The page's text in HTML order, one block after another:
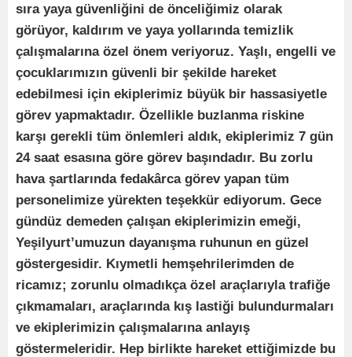
sıra yaya güvenliğini de önceliğimiz olarak
görüyor, kaldırım ve yaya yollarında temizlik
çalışmalarına özel önem veriyoruz. Yaşlı, engelli ve
çocuklarımızın güvenli bir şekilde hareket
edebilmesi için ekiplerimiz büyük bir hassasiyetle
görev yapmaktadır. Özellikle buzlanma riskine
karşı gerekli tüm önlemleri aldık, ekiplerimiz 7 gün
24 saat esasına göre görev başındadır. Bu zorlu
hava şartlarında fedakârca görev yapan tüm
personelimize yürekten teşekkür ediyorum. Gece
gündüz demeden çalışan ekiplerimizin emeği,
Yeşilyurt’umuzun dayanışma ruhunun en güzel
göstergesidir. Kıymetli hemşehrilerimden de
ricamız; zorunlu olmadıkça özel araçlarıyla trafiğe
çıkmamaları, araçlarında kış lastiği bulundurmaları
ve ekiplerimizin çalışmalarına anlayış
göstermeleridir. Hep birlikte hareket ettiğimizde bu